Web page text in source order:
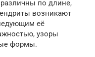
по длине,
возникают
её
узоры
формы.